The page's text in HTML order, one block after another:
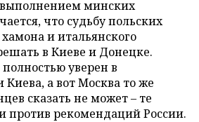
минских
что судьбу польских
и итальянского
в Киеве и Донецке.
уверен в
Киева, а вот Москва то же
сказать не может – те
против рекомендаций России.